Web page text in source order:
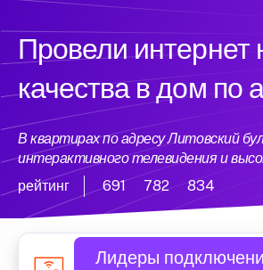
Провели интернет
качества в дом по
В квартирах по адресу Литовский
интерактивного телевидения и
рейтинг
691 782 834
Лидеры